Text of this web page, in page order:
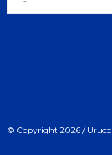
© Copyright 2026 /